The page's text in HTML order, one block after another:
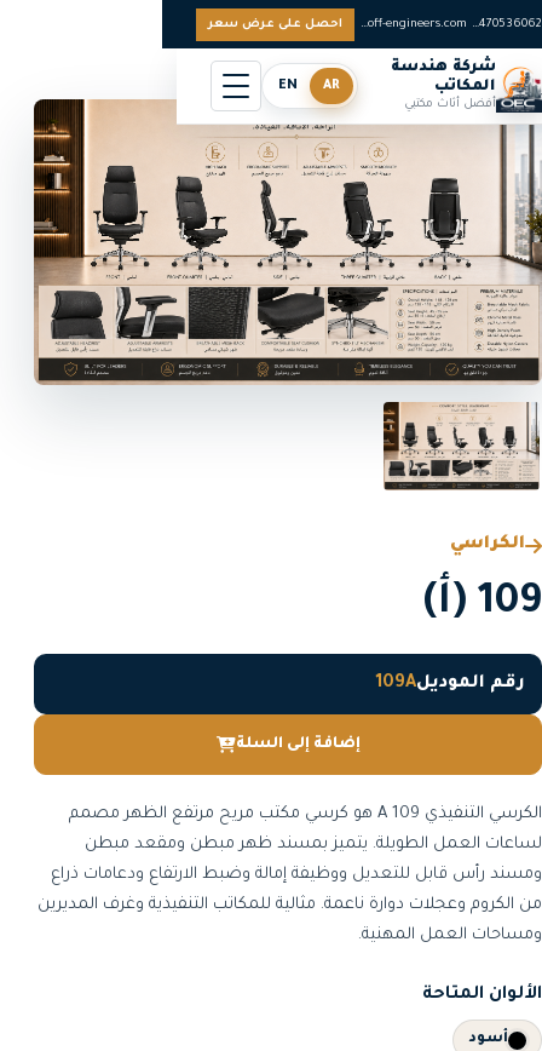
0097470536062
sales@off-engineers.com احصل على عرض سعر
شركة هندسة
المكاتب
أفضل أثاث مكتبي
AR
EN
الكراسي
109 (أ)
رقم الموديل109A
إضافة إلى السلة
الكرسي التنفيذي 109 A هو كرسي مكتب مريح مرتفع الظهر مصمم
لساعات العمل الطويلة. يتميز بمسند ظهر مبطن ومقعد مبطن
ومسند رأس قابل للتعديل ووظيفة إمالة وضبط الارتفاع ودعامات ذراع
من الكروم وعجلات دوارة ناعمة. مثالية للمكاتب التنفيذية وغرف المديرين
ومساحات العمل المهنية.
الألوان المتاحة
أسود